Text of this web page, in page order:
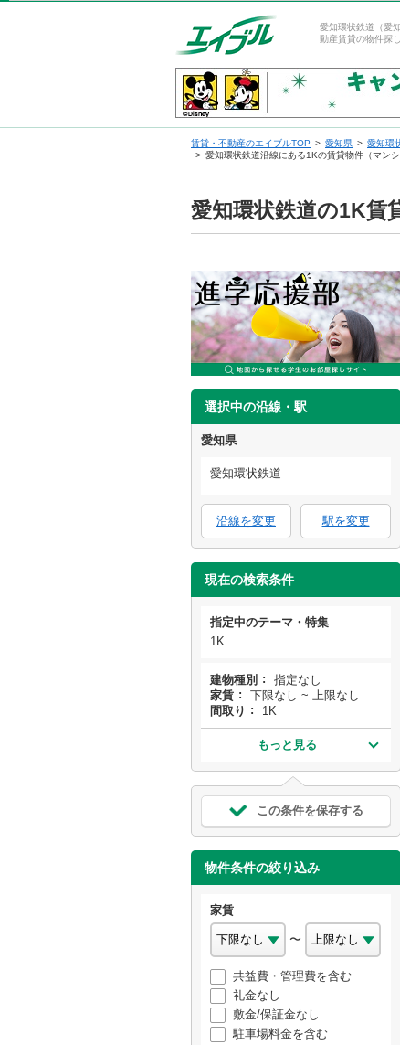
愛知環状鉄道（愛
動産賃貸の物件探
賃貸・不動産のエイブルTOP 愛知県
愛知環
愛知環状鉄道沿線にある1Kの賃貸物件（マン
愛知環状鉄道の1K賃
選択中の沿線・駅
愛知県
愛知環状鉄道
沿線を変更 駅を変更
現在の検索条件
指定中のテーマ・特集
1K
建物種別
指定なし
家賃
下限なし ~ 上限なし
間取り
1K
もっと見る
この条件を保存する
物件条件の絞り込み
家賃
〜
共益費・管理費を含む
礼金なし
敷金/保証金なし
駐車場料金を含む